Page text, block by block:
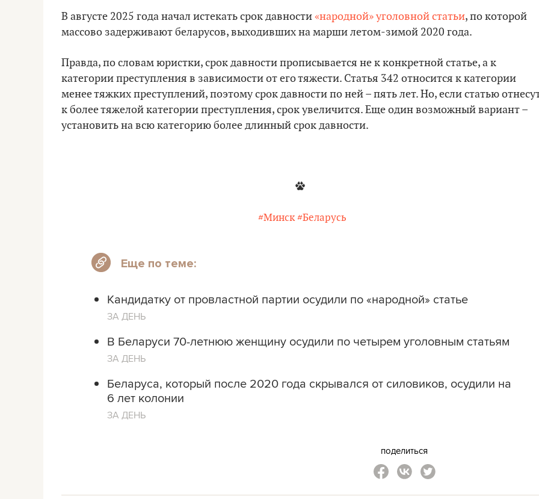
В августе 2025 года начал истекать срок давности«народной» уголовной статьи, по которой
массово задерживают беларусов, выходивших на марши летом-зимой 2020 года.
Правда, по словам юристки, срок давности прописывается не к конкретной статье, а к
категории преступления в зависимости от его тяжести. Статья 342 относится к категории
менее тяжких преступлений, поэтому срок давности по ней – пять лет. Но, если статью
к более тяжелой категории преступления, срок увеличится. Еще один возможный вариант –
установить на всю категорию более длинный срок давности.
#Минск #Беларусь
Еще по теме:
Кандидатку от провластной партии осудили по «народной» статье
ЗА ДЕНЬ
В Беларуси 70-летнюю женщину осудили по четырем уголовным статьям
ЗА ДЕНЬ
Беларуса, который после 2020 года скрывался от силовиков, осудили на
6 лет колонии
ЗА ДЕНЬ
поделиться